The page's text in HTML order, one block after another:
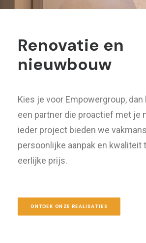
Renovatie en
nieuwbouw
Kies je voor Empowergroup,
een partner die proactief met je
ieder project bieden we
persoonlijke aanpak en kwaliteit
eerlijke prijs.
ONTDEK ONZE REALISATIES